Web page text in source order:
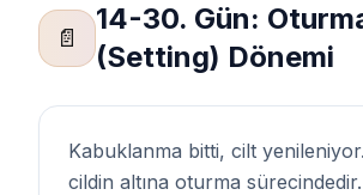
📄
14-30. Gün:
(Setting) Dönemi
Kabuklanma bitti, cilt
cildin altına oturma sürecindedir.